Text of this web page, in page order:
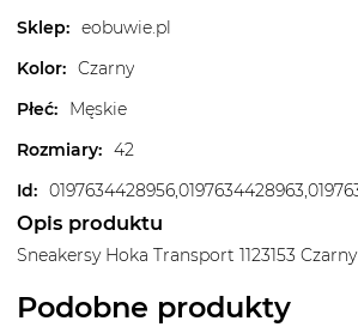
Sklep: eobuwie.pl
Kolor: Czarny
Płeć:
Męskie
Rozmiary: 42
Id:
Opis produktu
Sneakersy Hoka Transport 1123153 Czarny
Podobne produkty